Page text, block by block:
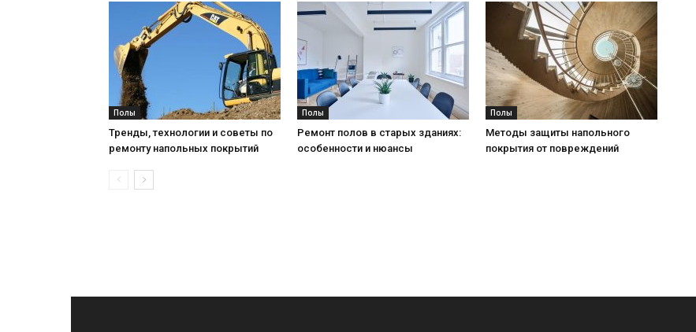
Полы
Тренды, технологии и советы по
ремонту напольных покрытий
Полы
Ремонт полов в старых зданиях:
особенности и нюансы
Полы
Методы защиты напольного
покрытия от повреждений